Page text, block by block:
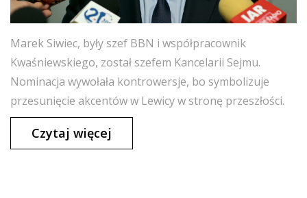
Marek Siwiec, były szef BBN i współpracownik
Kwaśniewskiego, został szefem Kancelarii Sejmu.
Nominacja wywołała kontrowersje, bo symbolizuje
przesunięcie akcentów w Lewicy w stronę przeszłości.
Czytaj więcej